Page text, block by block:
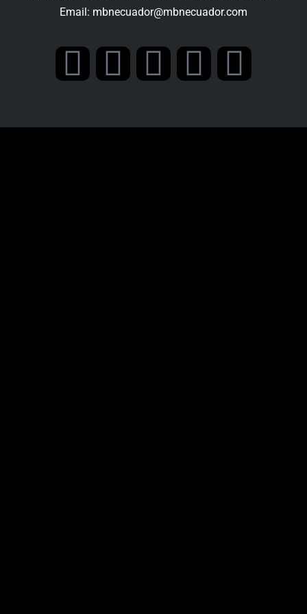
Email: mbnecuador@mbnecuador.com